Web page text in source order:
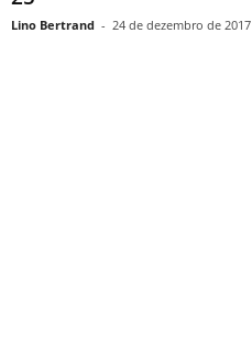
Lino Bertrand - 24 de dezembro de 2017